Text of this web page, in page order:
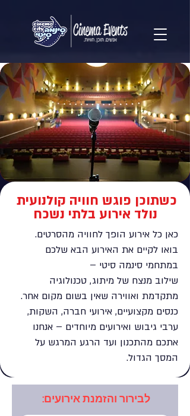
כשתוכן פוגש חוויה קולנועית
נולד אירוע בלתי נשכח
​כאן כל אירוע הופך לחוויה מהסרטים.
בואו לקיים את האירוע הבא שלכם
במתחמי סינמה סיטי –
שילוב מנצח של מיתוג, טכנולוגיה
מתקדמת ואווירה שאין בשום מקום אחר.
כנסים מקצועיים, אירועי חברה, השקות,
ערבי גיבוש ואירועים מיוחדים – אנחנו
אתכם מהתכנון ועד הרגע המרגש על
המסך הגדול.
לבירור והזמנת אירועים: